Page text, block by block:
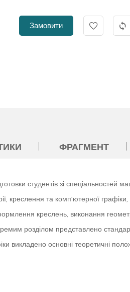
Замовити
ФРАГМЕНТ
студентів зі спеціальностей
та комп’ютерної графіки,
креслень, виконання
розділом представлено
викладено основні теоретичні